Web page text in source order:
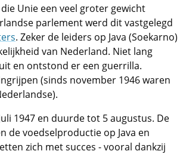
Unie een veel groter gewicht
parlement werd dit vastgelegd
. Zeker de leiders op Java (Soekarno)
van Nederland. Niet lang
en ontstond er een guerrilla.
(sinds november 1946 waren
1947 en duurde tot 5 augustus. De
de voedselproductie op Java en
zich met succes - vooral dankzij